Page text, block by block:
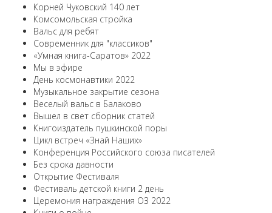
Корней Чуковский 140 лет
Комсомольская стройка
Вальс для ребят
Современник для "классиков"
«Умная книга-Саратов» 2022
Мы в эфире
День космонавтики 2022
Музыкальное закрытие сезона
Веселый вальс в Балаково
Вышел в свет сборник статей
Книгоиздатель пушкинской поры
Цикл встреч «Знай Наших»
Конференция Российского союза писателей
Без срока давности
Открытие Фестиваля
Фестиваль детской книги 2 день
Церемония награждения ОЗ 2022